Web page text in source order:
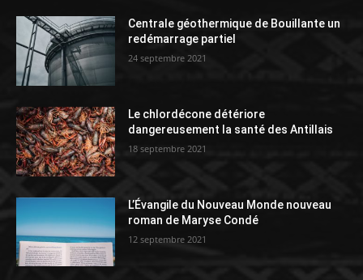
Centrale géothermique de Bouillante un
redémarrage partiel
24 septembre 2021
Le chlordécone détériore
dangereusement la santé des Antillais
18 septembre 2021
L’Évangile du Nouveau Monde nouveau
roman de Maryse Condé
12 septembre 2021